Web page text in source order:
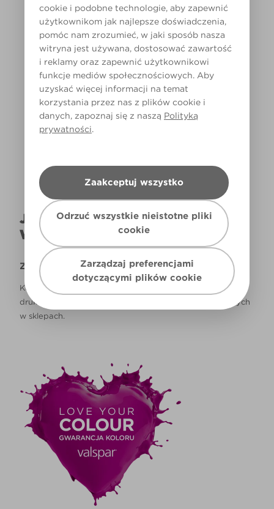
cookie i podobne technologie, aby zapewnić
użytkownikom jak najlepsze doświadczenia,
pomóc nam zrozumieć, w jaki sposób nasza
witryna jest używana, dostosować zawartość
i reklamy oraz zapewnić użytkownikowi
funkcje mediów społecznościowych. Aby
uzyskać więcej informacji na temat
korzystania przez nas z plików cookie i
danych, zapoznaj się z naszą Polityką
prywatności.
Zaakceptuj wszystko
Odrzuć wszystkie nieistotne pliki
cookie
Zarządzaj preferencjami
dotyczącymi plików cookie
Światło dzienne
JAK NAPRAWDĘ KOLOR BĘDZIE
WYGLĄDAŁ W TWOIM DOMU?
Zastrzeżenie
Kolory, które są widoczne na monitorze i/lub kolory
drukowane, mogą się różnić od rzeczywistych, dostępnych
w sklepach.